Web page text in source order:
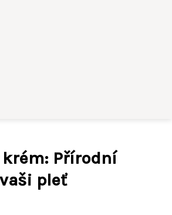
Přírodní
pleť